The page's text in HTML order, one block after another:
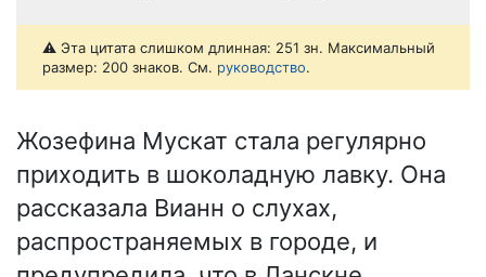
⚠️ Эта цитата слишком длинная: 251 зн. Максимальный
размер: 200 знаков. См. руководство.
Жозефина Мускат стала регулярно
приходить в шоколадную лавку. Она
рассказала Вианн о слухах,
распространяемых в городе, и